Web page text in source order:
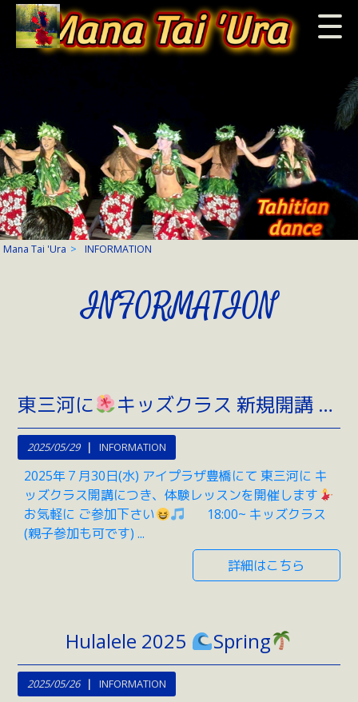
Mana Tai 'Ura > INFORMATION
INFORMATION
東三河に キッズクラス 新規開講 体験レッスン
2025/05/29 INFORMATION
2025年７月30日(水) アイプラザ豊橋にて 東三河に キ
ッズクラス開講につき、体験レッスンを開催します
お気軽に ご参加下さい
18:00~ キッズクラス
(親子参加も可です) ...
詳細はこちら
Hulalele 2025 Spring
2025/05/26 INFORMATION